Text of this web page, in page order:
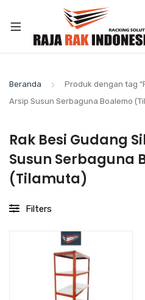
Beranda
Produk dengan tag
Arsip Susun Serbaguna Boalemo
Rak Besi Gudang
Susun Serbaguna
(Tilamuta)
Filters